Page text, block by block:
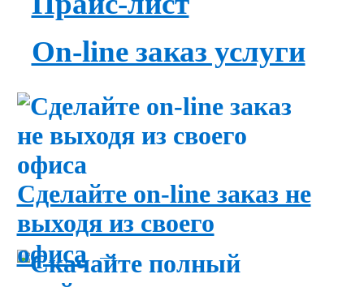
On-line заказ услуги
Сделайте on-line заказ не
выходя из своего
офиса→